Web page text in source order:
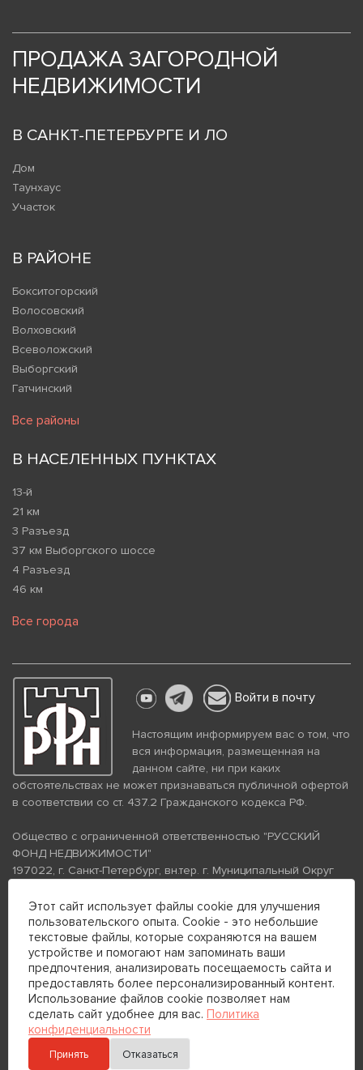
ПРОДАЖА ЗАГОРОДНОЙ
НЕДВИЖИМОСТИ
В САНКТ-ПЕТЕРБУРГЕ И ЛО
Дом
Таунхаус
Участок
В РАЙОНЕ
Бокситогорский
Волосовский
Волховский
Всеволожский
Выборгский
Гатчинский
Все районы
В НАСЕЛЕННЫХ ПУНКТАХ
13-й
21 км
3 Разъезд
37 км Выборгского шоссе
4 Разъезд
46 км
Все города
Войти в почту
Настоящим информируем вас о том, что
вся информация, размещенная на
данном сайте, ни при каких
обстоятельствах не может признаваться публичной офертой
в соответствии со ст. 437.2 Гражданского кодекса РФ.
Общество с ограниченной ответственностью "РУССКИЙ
ФОНД НЕДВИЖИМОСТИ"
197022, г. Санкт-Петербург, вн.тер. г. Муниципальный Округ
помещение 26Н, комната 103
ИНН 7813672570 КПП 781301001 ОГРН 1237800058870
Политика конфиденциальности
Политика обработки
персональных данных
Телефон для связи:
+7 (812) 200-99-98
+7 (812) 200-88-89
Этот сайт использует файлы cookie для улучшения
пользовательского опыта. Cookie - это небольшие
текстовые файлы, которые сохраняются на вашем
устройстве и помогают нам запоминать ваши
предпочтения, анализировать посещаемость сайта и
предоставлять более персонализированный контент.
Использование файлов cookie позволяет нам
сделать сайт удобнее для вас. Политика
конфиденциальности
Принять Отказаться